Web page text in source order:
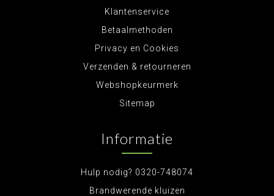
Klantenservice
Betaalmethoden
Privacy en Cookies
Verzenden & retourneren
Webshopkeurmerk
Sitemap
Informatie
Hulp nodig? 0320-748074
Brandwerende kluizen